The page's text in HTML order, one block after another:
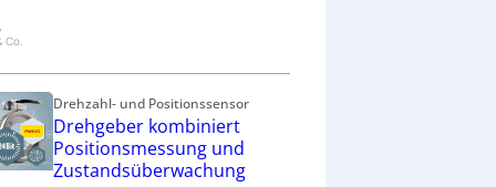
Co.
Drehzahl- und Positionssensor
Drehgeber kombiniert
Positionsmessung und
Zustandsüberwachung